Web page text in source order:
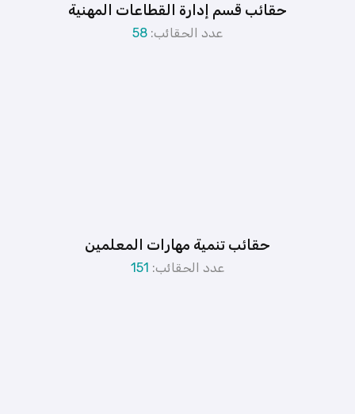
حقائب قسم إدارة القطاعات المهنية
عدد الحقائب: 58
حقائب تنمية مهارات المعلمين
عدد الحقائب: 151